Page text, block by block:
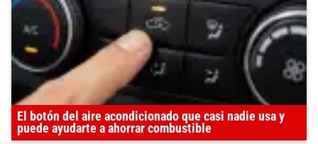
El botón del aire acondicionado que casi nadie usa y
puede ayudarte a ahorrar combustible